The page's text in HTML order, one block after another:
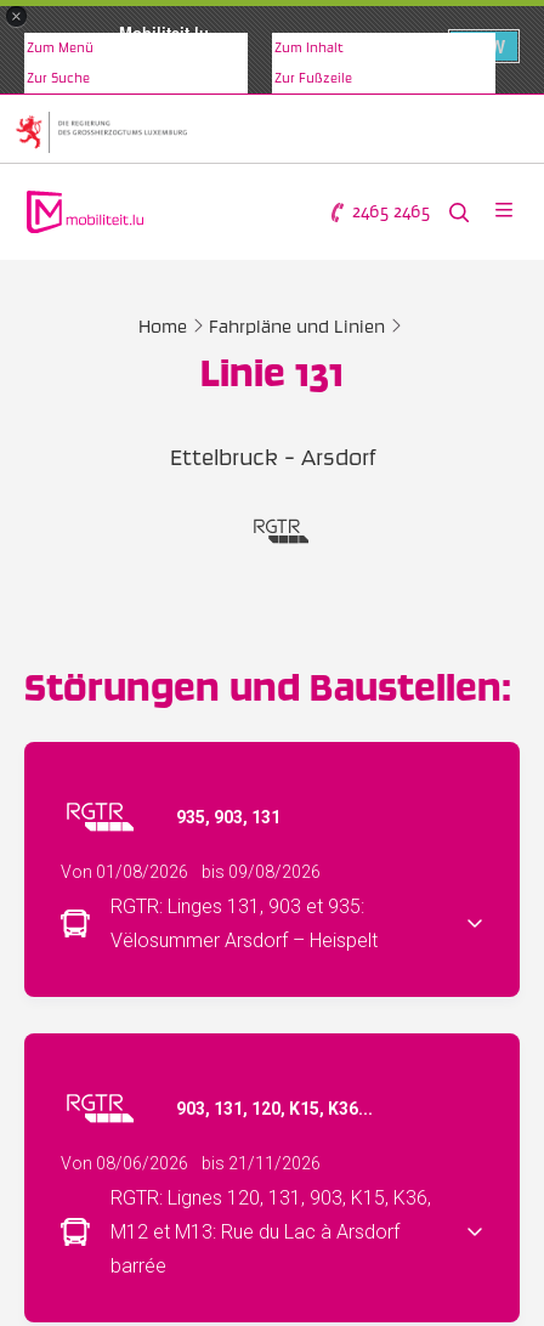
×
Mobiliteit.lu
VIEW
Zum Menü Zum Inhalt
Zur Suche Zur Fußzeile
2465 2465
Home Fahrpläne und Linien
Linie 131
Ettelbruck - Arsdorf
Störungen und Baustellen:
935, 903, 131
Von 01/08/2026 bis 09/08/2026
RGTR: Linges 131, 903 et 935:
Vëlosummer Arsdorf – Heispelt
903, 131, 120, K15, K36...
Von 08/06/2026 bis 21/11/2026
RGTR: Lignes 120, 131, 903, K15, K36,
M12 et M13: Rue du Lac à Arsdorf
barrée